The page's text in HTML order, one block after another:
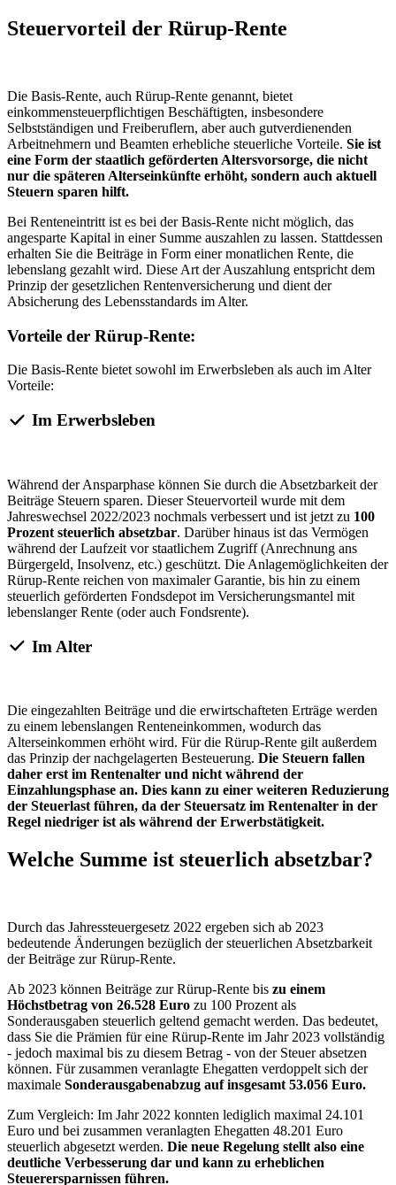
Steuervorteil der Rürup-Rente
Die Basis-Rente, auch Rürup-Rente genannt, bietet
einkommensteuerpflichtigen Beschäftigten, insbesondere
Selbstständigen und Freiberuflern, aber auch gutverdienenden
Arbeitnehmern und Beamten erhebliche steuerliche Vorteile. Sie ist
eine Form der staatlich geförderten Altersvorsorge, die nicht
nur die späteren Alterseinkünfte erhöht, sondern auch aktuell
Steuern sparen hilft.
Bei Renteneintritt ist es bei der Basis-Rente nicht möglich, das
angesparte Kapital in einer Summe auszahlen zu lassen. Stattdessen
erhalten Sie die Beiträge in Form einer monatlichen Rente, die
lebenslang gezahlt wird. Diese Art der Auszahlung entspricht dem
Prinzip der gesetzlichen Rentenversicherung und dient der
Absicherung des Lebensstandards im Alter.
Vorteile der Rürup-Rente:
Die Basis-Rente bietet sowohl im Erwerbsleben als auch im Alter
Vorteile:
Im Erwerbsleben
Während der Ansparphase können Sie durch die Absetzbarkeit der
Beiträge Steuern sparen. Dieser Steuervorteil wurde mit dem
Jahreswechsel 2022/2023 nochmals verbessert und ist jetzt zu 100
Prozent steuerlich absetzbar. Darüber hinaus ist das Vermögen
während der Laufzeit vor staatlichem Zugriff (Anrechnung ans
Bürgergeld, Insolvenz, etc.) geschützt. Die Anlagemöglichkeiten der
Rürup-Rente reichen von maximaler Garantie, bis hin zu einem
steuerlich geförderten Fondsdepot im Versicherungsmantel mit
lebenslanger Rente (oder auch Fondsrente).
Im Alter
Die eingezahlten Beiträge und die erwirtschafteten Erträge werden
zu einem lebenslangen Renteneinkommen, wodurch das
Alterseinkommen erhöht wird. Für die Rürup-Rente gilt außerdem
das Prinzip der nachgelagerten Besteuerung. Die Steuern fallen
daher erst im Rentenalter und nicht während der
Einzahlungsphase an. Dies kann zu einer weiteren Reduzierung
der Steuerlast führen, da der Steuersatz im Rentenalter in der
Regel niedriger ist als während der Erwerbstätigkeit.
Welche Summe ist steuerlich absetzbar?
Durch das Jahressteuergesetz 2022 ergeben sich ab 2023
bedeutende Änderungen bezüglich der steuerlichen Absetzbarkeit
der Beiträge zur Rürup-Rente.
Ab 2023 können Beiträge zur Rürup-Rente bis zu einem
Höchstbetrag von 26.528 Euro zu 100 Prozent als
Sonderausgaben steuerlich geltend gemacht werden. Das bedeutet,
dass Sie die Prämien für eine Rürup-Rente im Jahr 2023 vollständig
- jedoch maximal bis zu diesem Betrag - von der Steuer absetzen
können. Für zusammen veranlagte Ehegatten verdoppelt sich der
maximale Sonderausgabenabzug auf insgesamt 53.056 Euro.
Zum Vergleich: Im Jahr 2022 konnten lediglich maximal 24.101
Euro und bei zusammen veranlagten Ehegatten 48.201 Euro
steuerlich abgesetzt werden. Die neue Regelung stellt also eine
deutliche Verbesserung dar und kann zu erheblichen
Steuerersparnissen führen.